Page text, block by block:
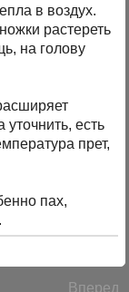
в воздух.
растереть
на голову
есть
прет,
пах,
Вперед